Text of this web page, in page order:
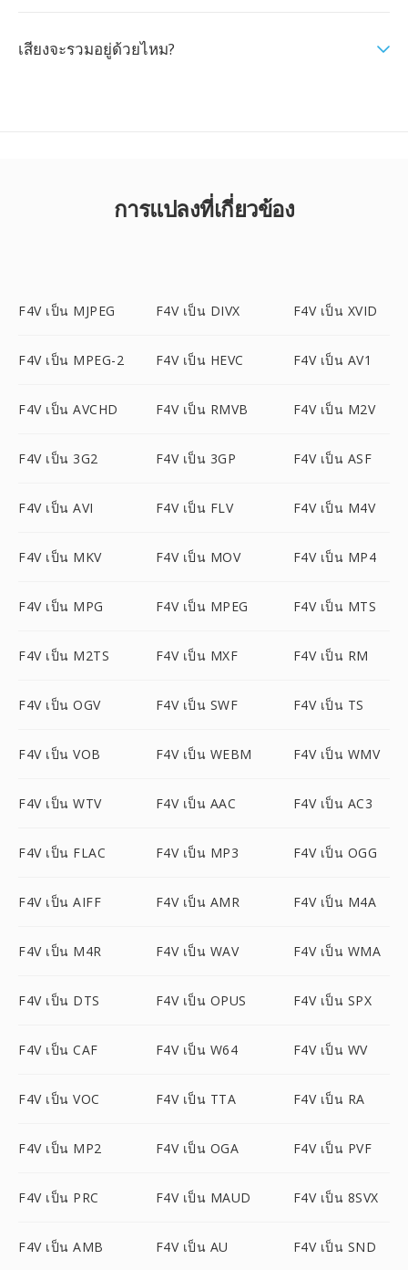
เสียงจะรวมอยู่ด้วยไหม?
การแปลงที่เกี่ยวข้อง
F4V เป็น MJPEG F4V เป็น DIVX F4V เป็น XVID
F4V เป็น MPEG-2 F4V เป็น HEVC F4V เป็น AV1
F4V เป็น AVCHD F4V เป็น RMVB F4V เป็น M2V
F4V เป็น 3G2 F4V เป็น 3GP F4V เป็น ASF
F4V เป็น AVI F4V เป็น FLV F4V เป็น M4V
F4V เป็น MKV F4V เป็น MOV F4V เป็น MP4
F4V เป็น MPG F4V เป็น MPEG F4V เป็น MTS
F4V เป็น M2TS F4V เป็น MXF F4V เป็น RM
F4V เป็น OGV F4V เป็น SWF F4V เป็น TS
F4V เป็น VOB F4V เป็น WEBM F4V เป็น WMV
F4V เป็น WTV F4V เป็น AAC F4V เป็น AC3
F4V เป็น FLAC F4V เป็น MP3 F4V เป็น OGG
F4V เป็น AIFF F4V เป็น AMR F4V เป็น M4A
F4V เป็น M4R F4V เป็น WAV F4V เป็น WMA
F4V เป็น DTS F4V เป็น OPUS F4V เป็น SPX
F4V เป็น CAF F4V เป็น W64 F4V เป็น WV
F4V เป็น VOC F4V เป็น TTA F4V เป็น RA
F4V เป็น MP2 F4V เป็น OGA F4V เป็น PVF
F4V เป็น PRC F4V เป็น MAUD F4V เป็น 8SVX
F4V เป็น AMB F4V เป็น AU F4V เป็น SND